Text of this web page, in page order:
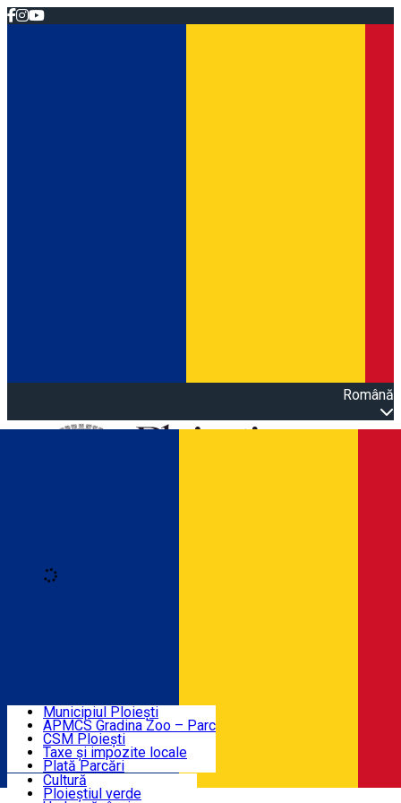
Română
Agenda evenimentelor
Știri Primărie
Turist în Ploiești
Contact
Municipiul Ploiești
APMCS Gradina Zoo – Parc
CSM Ploiești
Taxe și impozite locale
Plată Parcări
Cultură
Ploieștiul verde